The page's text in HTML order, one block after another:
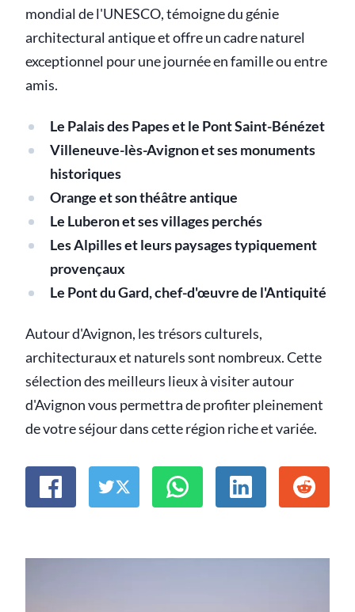
mondial de l'UNESCO, témoigne du génie
architectural antique et offre un cadre naturel
exceptionnel pour une journée en famille ou entre
amis.
Le Palais des Papes et le Pont Saint-Bénézet
Villeneuve-lès-Avignon et ses monuments
historiques
Orange et son théâtre antique
Le Luberon et ses villages perchés
Les Alpilles et leurs paysages typiquement
provençaux
Le Pont du Gard, chef-d'œuvre de l'Antiquité
Autour d'Avignon, les trésors culturels,
architecturaux et naturels sont nombreux. Cette
sélection des meilleurs lieux à visiter autour
d'Avignon vous permettra de profiter pleinement
de votre séjour dans cette région riche et variée.